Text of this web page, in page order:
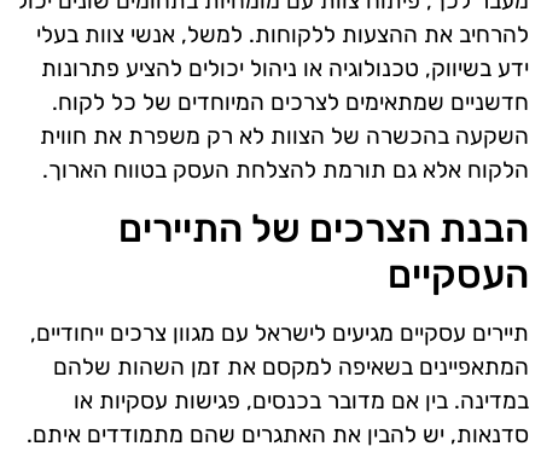
להרחיב את ההצעות ללקוחות. למשל, אנשי צוות בעלי
ידע בשיווק, טכנולוגיה או ניהול יכולים להציע פתרונות
חדשניים שמתאימים לצרכים המיוחדים של כל לקוח.
השקעה בהכשרה של הצוות לא רק משפרת את חווית
הלקוח אלא גם תורמת להצלחת העסק בטווח הארוך.
הבנת הצרכים של התיירים
העסקיים
תיירים עסקיים מגיעים לישראל עם מגוון צרכים ייחודיים,
המתאפיינים בשאיפה למקסם את זמן השהות שלהם
במדינה. בין אם מדובר בכנסים, פגישות עסקיות או
סדנאות, יש להבין את האתגרים שהם מתמודדים איתם.